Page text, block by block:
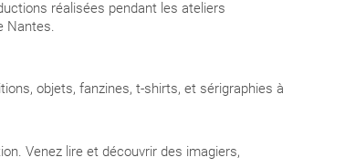
réalisées pendant les ateliers
Nantes.
objets, fanzines, t-shirts, et sérigraphies à
Venez lire et découvrir des imagiers,